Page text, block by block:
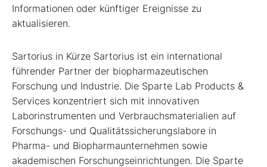
Informationen oder künftiger Ereignisse zu
aktualisieren.
Sartorius in Kürze Sartorius ist ein international
führender Partner der biopharmazeutischen
Forschung und Industrie. Die Sparte Lab Products &
Services konzentriert sich mit innovativen
Laborinstrumenten und Verbrauchsmaterialien auf
Forschungs- und Qualitätssicherungslabore in
Pharma- und Biopharmaunternehmen sowie
akademischen Forschungseinrichtungen. Die Sparte